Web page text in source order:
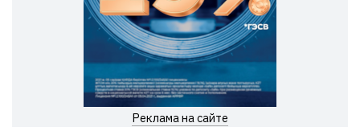
Реклама на сайте